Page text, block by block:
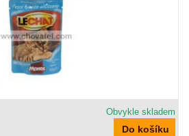
Obvykle skladem